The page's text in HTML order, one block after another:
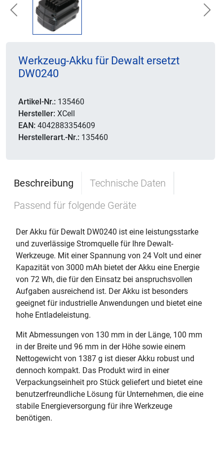
Previous
Werkzeug-Akku für Dewalt ersetzt
DW0240
Artikel-Nr.: 135460
Hersteller: XCell
EAN: 4042883354609
Herstellerart.-Nr.: 135460
Beschreibung
Technische Daten
Passend für folgende Geräte
Der Akku für Dewalt DW0240 ist eine leistungsstarke
und zuverlässige Stromquelle für Ihre Dewalt-
Werkzeuge. Mit einer Spannung von 24 Volt und einer
Kapazität von 3000 mAh bietet der Akku eine Energie
von 72 Wh, die für den Einsatz bei anspruchsvollen
Aufgaben ausreichend ist. Der Akku ist besonders
geeignet für industrielle Anwendungen und bietet eine
hohe Entladeleistung.
Mit Abmessungen von 130 mm in der Länge, 100 mm
in der Breite und 96 mm in der Höhe sowie einem
Nettogewicht von 1387 g ist dieser Akku robust und
dennoch kompakt. Das Produkt wird in einer
Verpackungseinheit pro Stück geliefert und bietet eine
benutzerfreundliche Lösung für Unternehmen, die eine
stabile Energieversorgung für ihre Werkzeuge
benötigen.